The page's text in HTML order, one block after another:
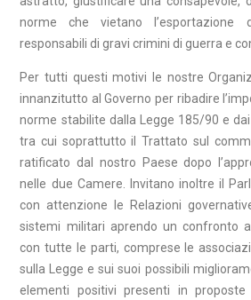
norme che vietano
responsabili di gravi crimini di guerra e
Per tutti questi motivi le nostre
innanzitutto al Governo per ribadire
norme stabilite dalla Legge 185/90 e
tra cui soprattutto il Trattato sul
ratificato dal nostro Paese dopo
nelle due Camere. Invitano inoltre il
con attenzione le Relazioni
sistemi militari aprendo un confronto
con tutte le parti, comprese le
sulla Legge e sui suoi possibili
elementi positivi presenti in proposte